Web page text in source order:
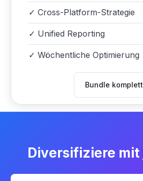
✓ Cross-Platform-Strategie
✓ Unified Reporting
✓ Wöchentliche Optimierung
Bundle komplett
Diversifiziere mit